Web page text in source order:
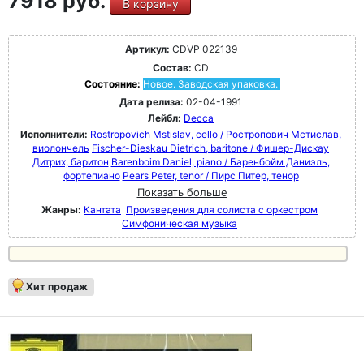
В корзину
Артикул: CDVP 022139
Состав: CD
Состояние: Новое. Заводская упаковка.
Дата релиза: 02-04-1991
Лейбл: Decca
Исполнители: Rostropovich Mstislav, cello / Ростропович Мстислав,
виолончель Fischer-Dieskau Dietrich, baritone / Фишер-Дискау
Дитрих, баритон Barenboim Daniel, piano / Баренбойм Даниэль,
фортепиано Pears Peter, tenor / Пирс Питер, тенор
Показать больше
Жанры: Кантата Произведения для солиста с оркестром
Симфоническая музыка
Хит продаж